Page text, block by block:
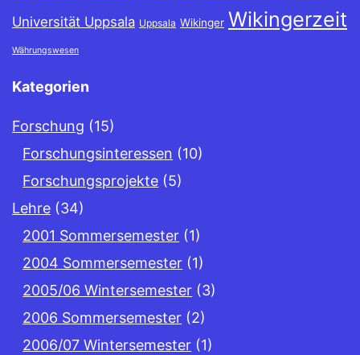
Universität Uppsala Uppsala Wikinger Wikingerzeit
Währungswesen
Kategorien
Forschung (15)
Forschungsinteressen (10)
Forschungsprojekte (5)
Lehre (34)
2001 Sommersemester (1)
2004 Sommersemester (1)
2005/06 Wintersemester (3)
2006 Sommersemester (2)
2006/07 Wintersemester (1)